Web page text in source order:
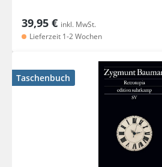
39,95 € inkl. MwSt.
Lieferzeit 1-2 Wochen
Taschenbuch